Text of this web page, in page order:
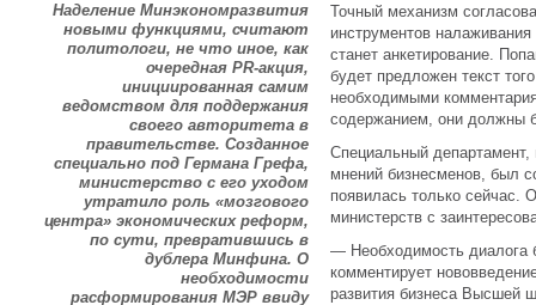
Наделение Минэкономразвития
новыми функциями, считают
политологи, не что иное, как
очередная PR-акция,
инициированная самим
ведомством для поддержания
своего авторитета в
правительстве. Созданное
специально под Германа Грефа,
министерство с его уходом
утратило роль «мозгового
центра» экономических реформ,
по сути, превратившись в
дублера Минфина. О
необходимости
расформирования МЭР ввиду
Точный механизм
инструментов
станет анкетирование.
будет предложен текст
необходимыми
содержанием, они должны
Специальный
мнений бизнесменов, был
появилась только сейчас.
министерств с
— Необходимость диалога
комментирует
развития бизнеса Высшей